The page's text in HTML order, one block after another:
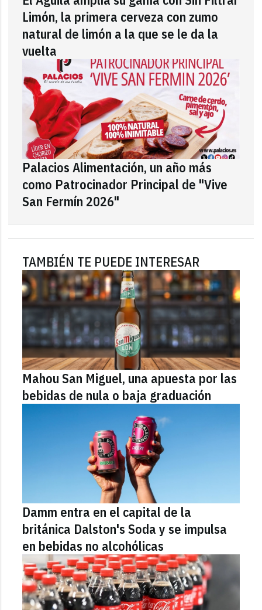
Limón, la primera cerveza con zumo
natural de limón a la que se le da la
vuelta
Palacios Alimentación, un año más
como Patrocinador Principal de "Vive
San Fermín 2026"
TAMBIÉN TE PUEDE INTERESAR
Mahou San Miguel, una apuesta por las
bebidas de nula o baja graduación
Damm entra en el capital de la
británica Dalston's Soda y se impulsa
en bebidas no alcohólicas